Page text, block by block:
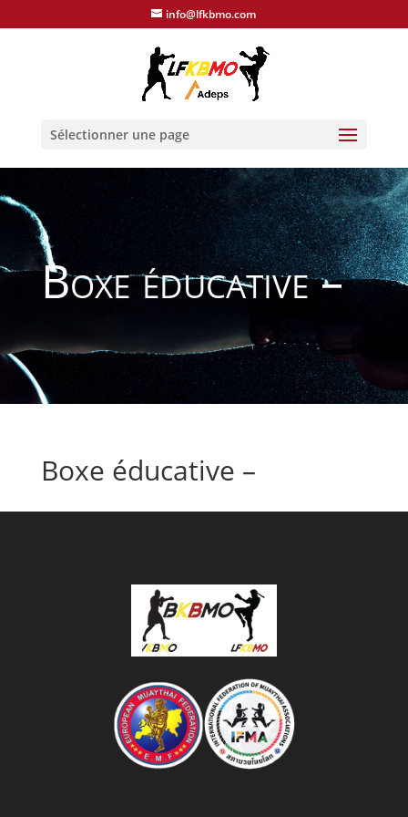
info@lfkbmo.com
Sélectionner une page
Boxe éducative –
Boxe éducative –